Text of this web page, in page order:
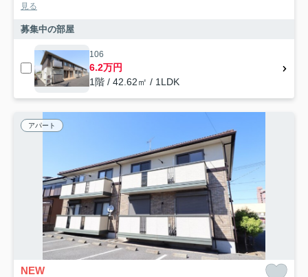
見る
募集中の部屋
106
6.2万円
1階 / 42.62㎡ / 1LDK
アパート
NEW